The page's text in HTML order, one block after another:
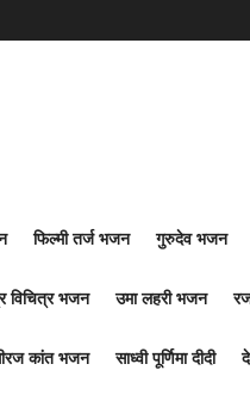
फिल्मी तर्ज भजन गुरुदेव भजन
विचित्र भजन उमा लहरी भजन
कांत भजन साध्वी पूर्णिमा दीदी